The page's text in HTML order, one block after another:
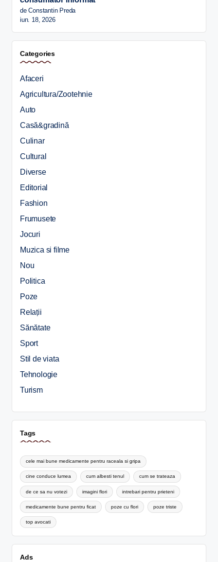
de Constantin Preda
iun. 18, 2026
Categories
Afaceri
Agricultura/Zootehnie
Auto
Casă&gradină
Culinar
Cultural
Diverse
Editorial
Fashion
Frumusete
Jocuri
Muzica si filme
Nou
Politica
Poze
Relații
Sănătate
Sport
Stil de viata
Tehnologie
Turism
Tags
cele mai bune medicamente pentru raceala si gripa
cine conduce lumea cum albesti tenul cum se trateaza
de ce sa nu votezi imagini flori intrebari pentru prieteni
medicamente bune pentru ficat poze cu flori poze triste
top avocati
Ads